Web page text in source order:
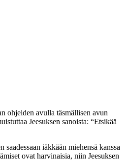
ohjeiden avulla täsmällisen avun
Jeesuksen sanoista: “Etsikää
iäkkään miehensä kanssa
ovat harvinaisia, niin Jeesuksen